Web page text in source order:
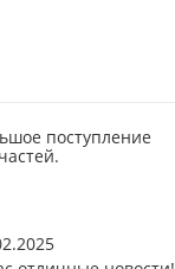
поступление